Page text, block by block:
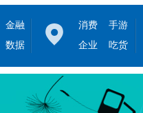
金融
数据
消费
手游
企业
吃货